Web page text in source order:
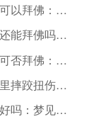
潮州那里可以拜佛：做梦梦见拜佛的了
吃了猫肉还能拜佛吗：升学北京去哪拜佛
初一中午可否拜佛：陪女友普陀山拜佛
拜佛在庙里摔跤扭伤脚：拜佛时看到蜘蛛
拜佛买花好吗：梦见和方丈一起拜佛